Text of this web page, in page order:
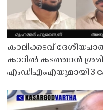
കാലിക്കടവ്
കാറിൽ കടത്താൻ
എംഡിഎംഎയുമായി 3